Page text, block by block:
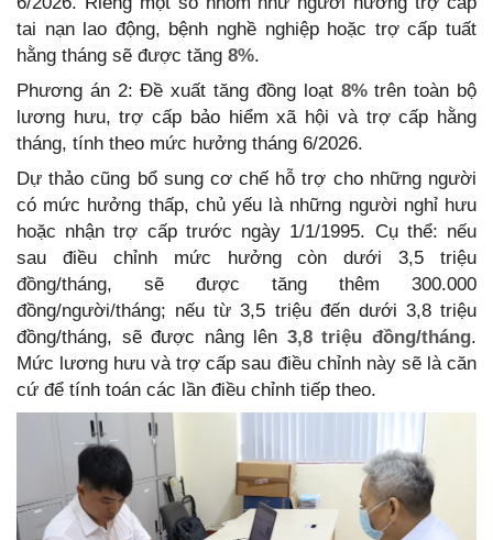
tai nạn lao động, bệnh nghề nghiệp hoặc trợ cấp tuất
hằng tháng sẽ được tăng 8%.
Phương án 2: Đề xuất tăng đồng loạt 8%trên toàn bộ
lương hưu, trợ cấp bảo hiểm xã hội và trợ cấp hằng
tháng, tính theo mức hưởng tháng 6/2026.
Dự thảo cũng bổ sung cơ chế hỗ trợ cho những người
có mức hưởng thấp, chủ yếu là những người nghỉ hưu
hoặc nhận trợ cấp trước ngày 1/1/1995. Cụ thể: nếu
sau điều chỉnh mức hưởng còn dưới 3,5 triệu
đồng/tháng, sẽ được tăng thêm 300.000
đồng/người/tháng; nếu từ 3,5 triệu đến dưới 3,8 triệu
đồng/tháng, sẽ được nâng lên 3,8 triệu đồng/tháng.
Mức lương hưu và trợ cấp sau điều chỉnh này sẽ là căn
cứ để tính toán các lần điều chỉnh tiếp theo.